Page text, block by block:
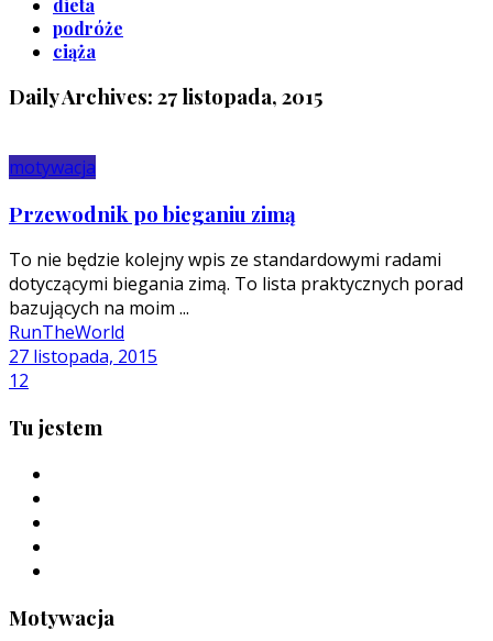
podróże
ciąża
Daily Archives: 27 listopada, 2015
motywacja
Przewodnik po bieganiu zimą
To nie będzie kolejny wpis ze standardowymi radami
dotyczącymi biegania zimą. To lista praktycznych porad
bazujących na moim ...
RunTheWorld
27 listopada, 2015
12
Tu jestem
Motywacja